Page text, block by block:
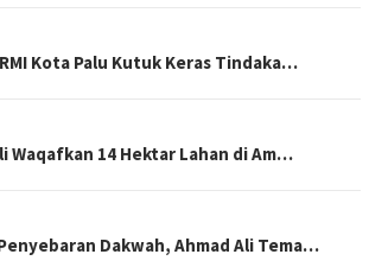
Kota Palu Kutuk Keras Tindaka…
Waqafkan 14 Hektar Lahan di Am…
Dakwah, Ahmad Ali Tema…